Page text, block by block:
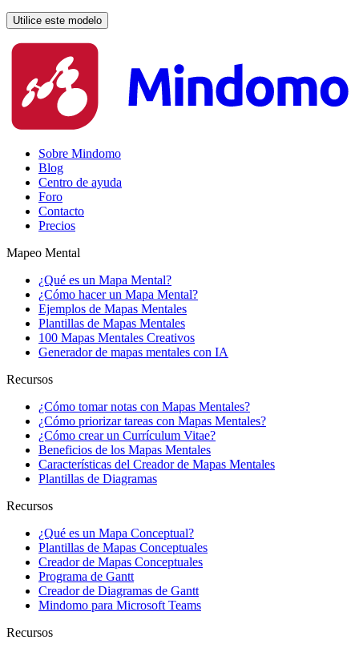
Utilice este modelo
Sobre Mindomo
Blog
Centro de ayuda
Foro
Contacto
Precios
Mapeo Mental
¿Qué es un Mapa Mental?
¿Cómo hacer un Mapa Mental?
Ejemplos de Mapas Mentales
Plantillas de Mapas Mentales
100 Mapas Mentales Creativos
Generador de mapas mentales con IA
Recursos
¿Cómo tomar notas con Mapas Mentales?
¿Cómo priorizar tareas con Mapas Mentales?
¿Cómo crear un Currículum Vitae?
Beneficios de los Mapas Mentales
Características del Creador de Mapas Mentales
Plantillas de Diagramas
Recursos
¿Qué es un Mapa Conceptual?
Plantillas de Mapas Conceptuales
Creador de Mapas Conceptuales
Programa de Gantt
Creador de Diagramas de Gantt
Mindomo para Microsoft Teams
Recursos